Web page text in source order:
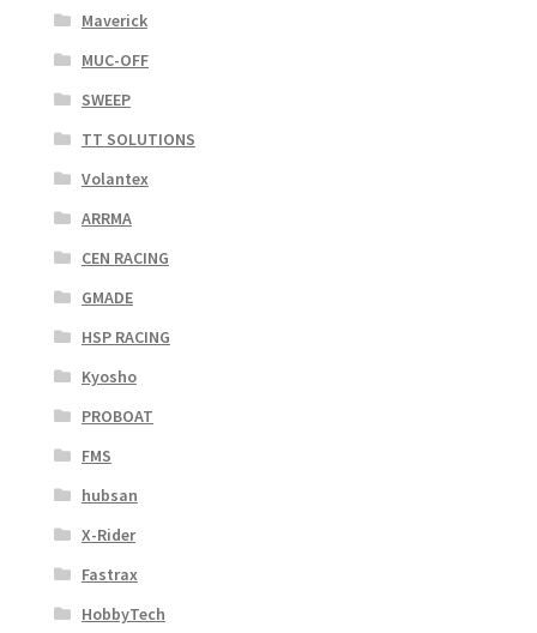
Maverick
MUC-OFF
SWEEP
TT SOLUTIONS
Volantex
ARRMA
CEN RACING
GMADE
HSP RACING
Kyosho
PROBOAT
FMS
hubsan
X-Rider
Fastrax
HobbyTech